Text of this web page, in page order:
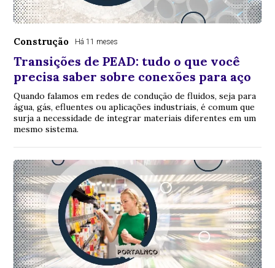
Construção Há 11 meses
Transições de PEAD: tudo o que você
precisa saber sobre conexões para aço
Quando falamos em redes de condução de fluidos, seja para
água, gás, efluentes ou aplicações industriais, é comum que
surja a necessidade de integrar materiais diferentes em um
mesmo sistema.